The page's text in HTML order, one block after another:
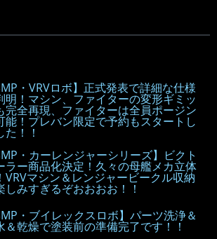
・VRVロボ】正式発表で詳細な仕様
明！マシン、ファイターの変形ギミッ
完全再現、ファイターは全員ポージン
能！プレバン限定で予約もスタートし
た！！
・カーレンジャーシリーズ】ビクト
ラー商品化決定！久々の母艦メカ立体
VRVマシン＆レンジャービークル収納
しみすぎるぞおおおお！！
・ブイレックスロボ】パーツ洗浄＆
＆乾燥で塗装前の準備完了です！！